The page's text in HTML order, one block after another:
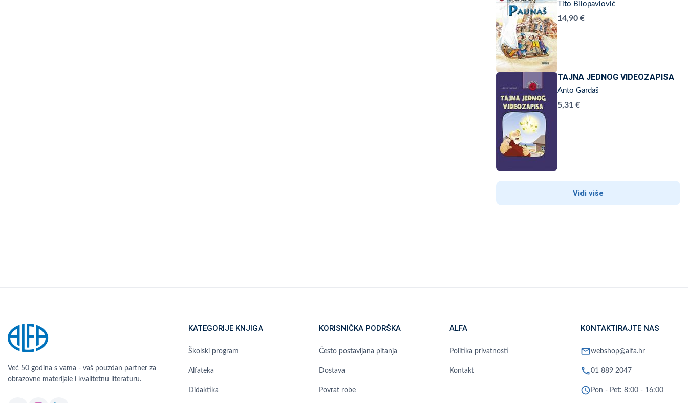
Tito Bilopavlović
14,90 €
TAJNA JEDNOG VIDEOZAPISA
Anto Gardaš
5,31 €
Vidi više
Već 50 godina s vama - vaš pouzdan partner za
obrazovne materijale i kvalitetnu literaturu.
KATEGORIJE KNJIGA
Školski program
Alfateka
Didaktika
KORISNIČKA PODRŠKA
Često postavljana pitanja
Dostava
Povrat robe
ALFA
Politika privatnosti
Kontakt
KONTAKTIRAJTE NAS
mailwebshop@alfa.hr
phone01 889 2047
schedule Pon - Pet: 8:00 - 16:00